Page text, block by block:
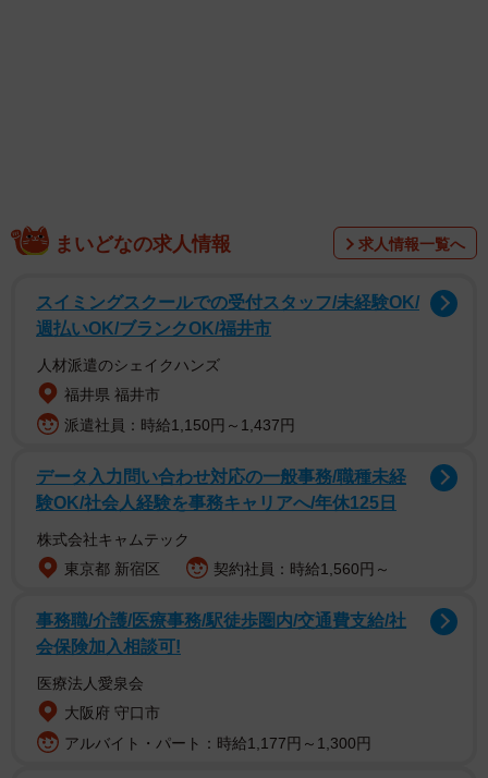
まいどなの求人情報 求人情報一覧へ
スイミングスクールでの受付スタッフ/未経験OK/
週払いOK/ブランクOK/福井市
人材派遣のシェイクハンズ
福井県 福井市
派遣社員：時給1,150円～1,437円
データ入力問い合わせ対応の一般事務/職種未経
験OK/社会人経験を事務キャリアへ/年休125日
株式会社キャムテック
東京都 新宿区
契約社員：時給1,560円～
事務職/介護/医療事務/駅徒歩圏内/交通費支給/社
会保険加入相談可!
医療法人愛泉会
大阪府 守口市
アルバイト・パート：時給1,177円～1,300円